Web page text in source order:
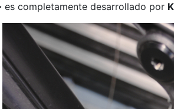
completamente desarrollado por